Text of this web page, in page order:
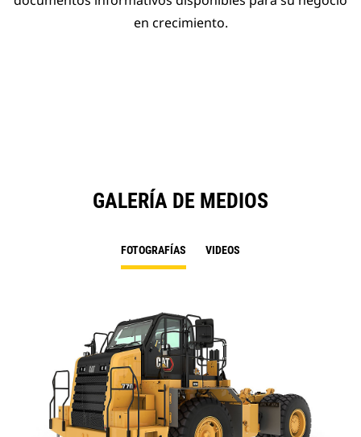
en crecimiento.
GALERÍA DE MEDIOS
FOTOGRAFÍAS VIDEOS